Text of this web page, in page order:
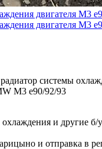
системы
M3 e90/92/93
охлаждения и другие
и отправка в